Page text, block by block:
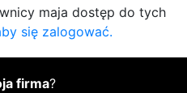
maja dostęp do tych
się zalogować.
firma?